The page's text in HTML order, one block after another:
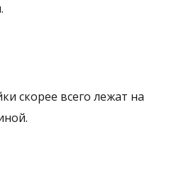
скорее всего лежат на